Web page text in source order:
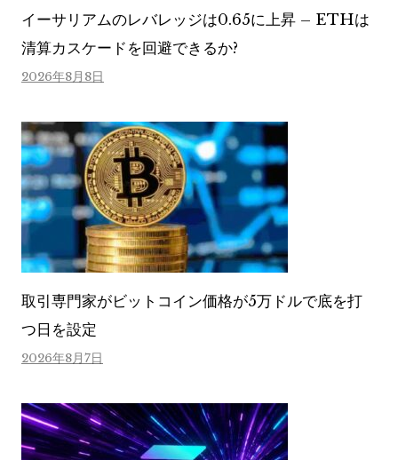
イーサリアムのレバレッジは0.65に上昇 – ETHは
清算カスケードを回避できるか?
2026年8月8日
取引専門家がビットコイン価格が5万ドルで底を打
つ日を設定
2026年8月7日